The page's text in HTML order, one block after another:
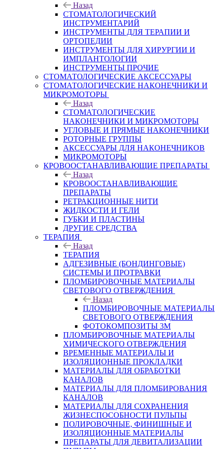
Назад
СТОМАТОЛОГИЧЕСКИЙ
ИНСТРУМЕНТАРИЙ
ИНСТРУМЕНТЫ ДЛЯ ТЕРАПИИ И
ОРТОПЕДИИ
ИНСТРУМЕНТЫ ДЛЯ ХИРУРГИИ И
ИМПЛАНТОЛОГИИ
ИНСТРУМЕНТЫ ПРОЧИЕ
СТОМАТОЛОГИЧЕСКИЕ АКСЕССУАРЫ
СТОМАТОЛОГИЧЕСКИЕ НАКОНЕЧНИКИ И
МИКРОМОТОРЫ
Назад
СТОМАТОЛОГИЧЕСКИЕ
НАКОНЕЧНИКИ И МИКРОМОТОРЫ
УГЛОВЫЕ И ПРЯМЫЕ НАКОНЕЧНИКИ
РОТОРНЫЕ ГРУППЫ
АКСЕССУАРЫ ДЛЯ НАКОНЕЧНИКОВ
МИКРОМОТОРЫ
КРОВООСТАНАВЛИВАЮЩИЕ ПРЕПАРАТЫ
Назад
КРОВООСТАНАВЛИВАЮЩИЕ
ПРЕПАРАТЫ
РЕТРАКЦИОННЫЕ НИТИ
ЖИДКОСТИ И ГЕЛИ
ГУБКИ И ПЛАСТИНЫ
ДРУГИЕ СРЕДСТВА
ТЕРАПИЯ
Назад
ТЕРАПИЯ
АДГЕЗИВНЫЕ (БОНДИНГОВЫЕ)
СИСТЕМЫ И ПРОТРАВКИ
ПЛОМБИРОВОЧНЫЕ МАТЕРИАЛЫ
СВЕТОВОГО ОТВЕРЖДЕНИЯ
Назад
ПЛОМБИРОВОЧНЫЕ МАТЕРИАЛЫ
СВЕТОВОГО ОТВЕРЖДЕНИЯ
ФОТОКОМПОЗИТЫ 3М
ПЛОМБИРОВОЧНЫЕ МАТЕРИАЛЫ
ХИМИЧЕСКОГО ОТВЕРЖДЕНИЯ
ВРЕМЕННЫЕ МАТЕРИАЛЫ И
ИЗОЛЯЦИОННЫЕ ПРОКЛАДКИ
МАТЕРИАЛЫ ДЛЯ ОБРАБОТКИ
КАНАЛОВ
МАТЕРИАЛЫ ДЛЯ ПЛОМБИРОВАНИЯ
КАНАЛОВ
МАТЕРИАЛЫ ДЛЯ СОХРАНЕНИЯ
ЖИЗНЕСПОСОБНОСТИ ПУЛЬПЫ
ПОЛИРОВОЧНЫЕ, ФИНИШНЫЕ И
ИЗОЛЯЦИОННЫЕ МАТЕРИАЛЫ
ПРЕПАРАТЫ ДЛЯ ДЕВИТАЛИЗАЦИИ